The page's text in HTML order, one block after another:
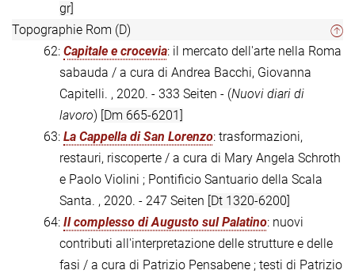
gr]
Topographie Rom (D)
62: Capitale e crocevia: il mercato dell'arte nella Roma
sabauda / a cura di Andrea Bacchi, Giovanna
Capitelli. , 2020. - 333 Seiten - (Nuovi diari di
lavoro) [Dm 665-6201]
63: La Cappella di San Lorenzo: trasformazioni,
restauri, riscoperte / a cura di Mary Angela Schroth
e Paolo Violini ; Pontificio Santuario della Scala
Santa. , 2020. - 247 Seiten [Dt 1320-6200]
64: Il complesso di Augusto sul Palatino: nuovi
contributi all'interpretazione delle strutture e delle
fasi / a cura di Patrizio Pensabene ; testi di Patrizio